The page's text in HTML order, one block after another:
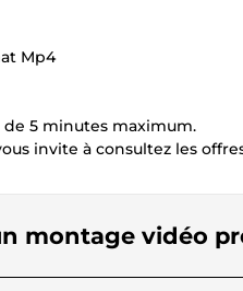
Mp4
5 minutes maximum.
invite à consultez les
montage vidéo